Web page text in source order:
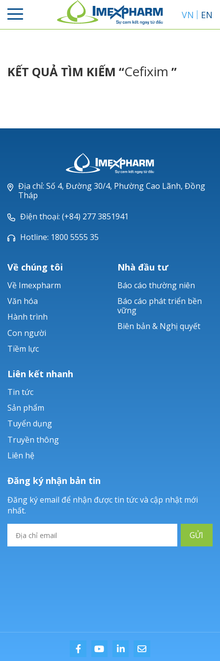
VN EN
KẾT QUẢ TÌM KIẾM “Cefixim ”
Địa chỉ: Số 4, Đường 30/4, Phường Cao Lãnh, Đồng
Tháp
Điện thoại: (+84) 277 3851941
Hotline: 1800 5555 35
Về chúng tôi
Về Imexpharm
Văn hóa
Hành trình
Con người
Tiềm lực
Nhà đầu tư
Báo cáo thường niên
Báo cáo phát triển bền
vững
Biên bản & Nghị quyết
Liên kết nhanh
Tin tức
Sản phẩm
Tuyển dụng
Truyền thông
Liên hệ
Đăng ký nhận bản tin
Đăng ký email để nhận được tin tức và cập nhật mới
nhất.
GỬI